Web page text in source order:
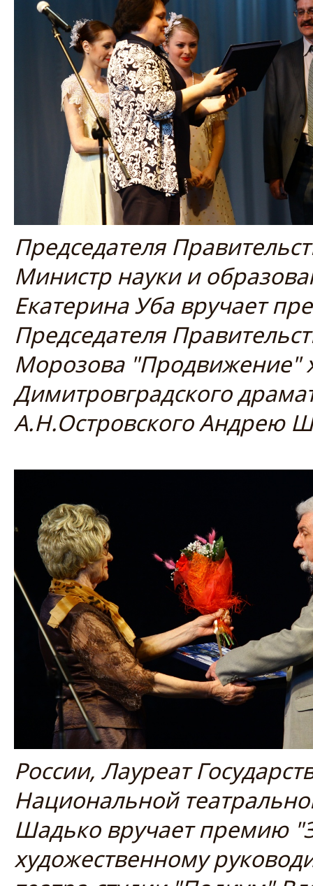
Председателя
Министр науки и
Екатерина Уба вручает
Председателя
Морозова "Продвижение"
Димитровградского
А.Н.Островского Андрею
России, Лауреат
Национальной
Шадько вручает премию
художественному